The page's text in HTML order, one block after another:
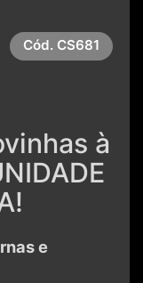
Cód. CS681
à
e